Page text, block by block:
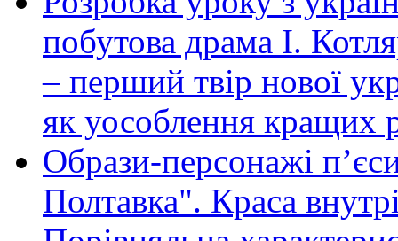
побутова драма І.
– перший твір нової
як уособлення кращих
Образи-персонажі
Полтавка". Краса